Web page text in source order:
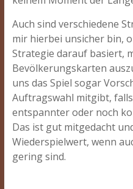
Auch sind verschiedene
mir hierbei unsicher bin,
Strategie darauf basiert,
Bevölkerungskarten
uns das Spiel sogar
Auftragswahl mitgibt,
entspannter oder noch
Das ist gut mitgedacht
Wiederspielwert, wenn
gering sind.